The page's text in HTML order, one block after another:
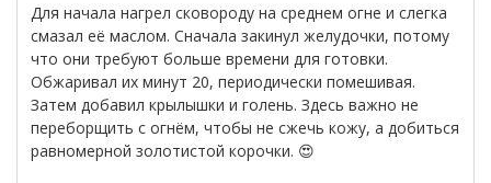
Для начала нагрел сковороду на среднем огне и слегка
смазал её маслом. Сначала закинул желудочки, потому
что они требуют больше времени для готовки.
Обжаривал их минут 20, периодически помешивая.
Затем добавил крылышки и голень. Здесь важно не
переборщить с огнём, чтобы не сжечь кожу, а добиться
равномерной золотистой корочки. 😍